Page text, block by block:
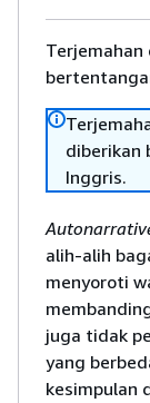
Terjemahan
diberikan
Inggris.
alih-alih
menyoroti
juga tidak
yang
kesimpulan